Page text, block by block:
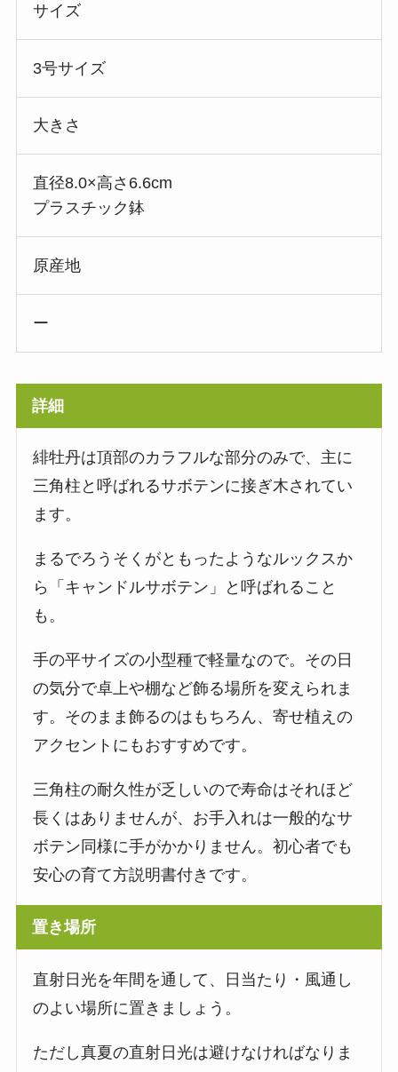
サイズ
3号サイズ
大きさ
直径8.0×高さ6.6cm
プラスチック鉢
原産地
ー
詳細
緋牡丹は頂部のカラフルな部分のみで、主に
三角柱と呼ばれるサボテンに接ぎ木されてい
ます。
まるでろうそくがともったようなルックスか
ら「キャンドルサボテン」と呼ばれること
も。
手の平サイズの小型種で軽量なので。その日
の気分で卓上や棚など飾る場所を変えられま
す。そのまま飾るのはもちろん、寄せ植えの
アクセントにもおすすめです。
三角柱の耐久性が乏しいので寿命はそれほど
長くはありませんが、お手入れは一般的なサ
ボテン同様に手がかかりません。初心者でも
安心の育て方説明書付きです。
置き場所
直射日光を年間を通して、日当たり・風通し
のよい場所に置きましょう。
ただし真夏の直射日光は避けなければなりま